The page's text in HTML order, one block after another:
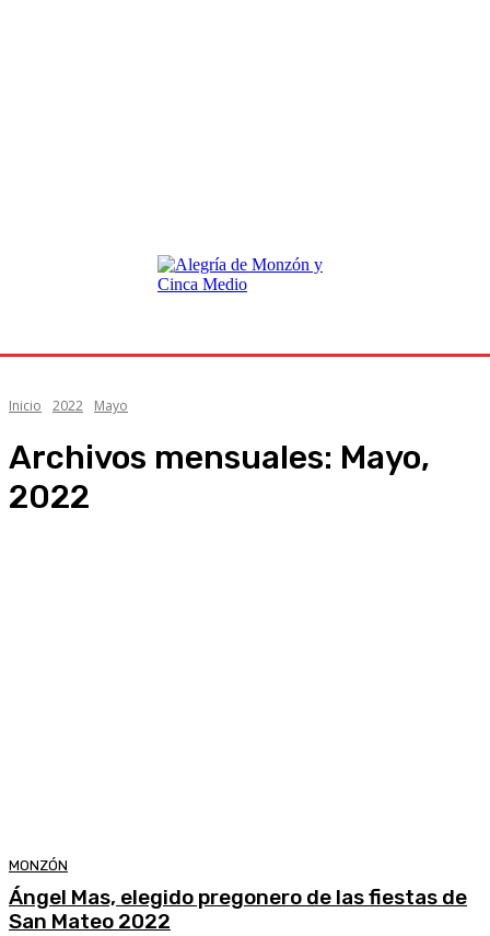
Inicio 2022 Mayo
Archivos mensuales: Mayo,
2022
MONZÓN
Ángel Mas, elegido pregonero de las fiestas de
San Mateo 2022